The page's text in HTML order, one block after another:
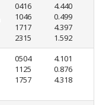
0416
1046
1717
2315
4.440
0.499
4.397
1.592
0504
1125
1757
4.101
0.876
4.318